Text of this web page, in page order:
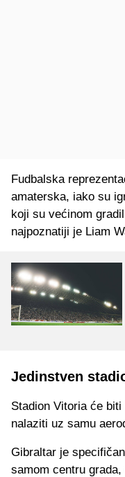
Fudbalska
amaterska, iako su
koji su većinom
najpoznatiji je Liam
Jedinstven
Stadion Vitoria će
nalaziti uz samu
Gibraltar je
samom centru